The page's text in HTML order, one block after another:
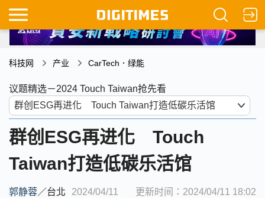
科技网 产业 CarTech．绿能
议题精选－2024 Touch Taiwan抢先看
群创ESG再进化 Touch
Taiwan打造低碳乐活馆
郭静蓉／台北 2024/04/11 更新时间：2024/04/11 18:02